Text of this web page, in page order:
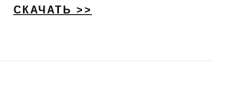
СКАЧАТЬ >>